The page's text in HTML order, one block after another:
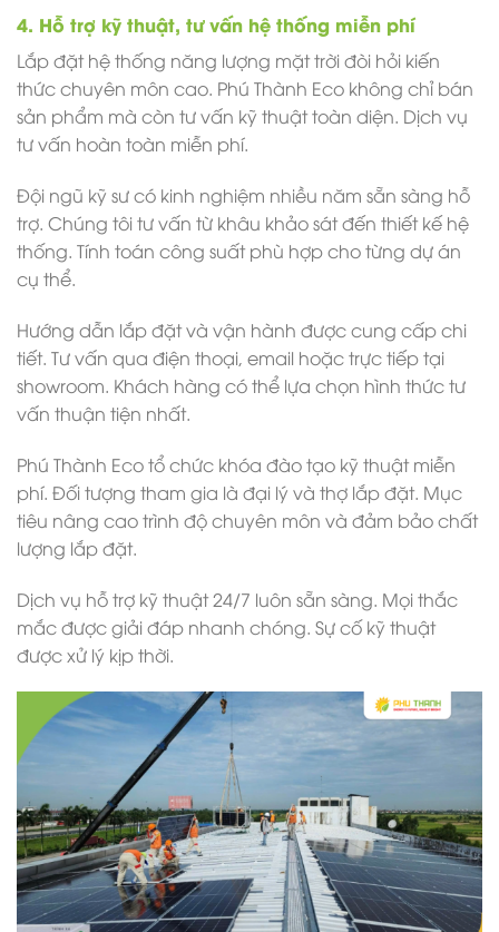
4. Hỗ trợ kỹ thuật, tư vấn hệ thống miễn phí
Lắp đặt hệ thống năng lượng mặt trời đòi hỏi kiến
thức chuyên môn cao. Phú Thành Eco không chỉ bán
sản phẩm mà còn tư vấn kỹ thuật toàn diện. Dịch vụ
tư vấn hoàn toàn miễn phí.
Đội ngũ kỹ sư có kinh nghiệm nhiều năm sẵn sàng hỗ
trợ. Chúng tôi tư vấn từ khâu khảo sát đến thiết kế hệ
thống. Tính toán công suất phù hợp cho từng dự án
cụ thể.
Hướng dẫn lắp đặt và vận hành được cung cấp chi
tiết. Tư vấn qua điện thoại, email hoặc trực tiếp tại
showroom. Khách hàng có thể lựa chọn hình thức tư
vấn thuận tiện nhất.
Phú Thành Eco tổ chức khóa đào tạo kỹ thuật miễn
phí. Đối tượng tham gia là đại lý và thợ lắp đặt. Mục
tiêu nâng cao trình độ chuyên môn và đảm bảo chất
lượng lắp đặt.
Dịch vụ hỗ trợ kỹ thuật 24/7 luôn sẵn sàng. Mọi thắc
mắc được giải đáp nhanh chóng. Sự cố kỹ thuật
được xử lý kịp thời.